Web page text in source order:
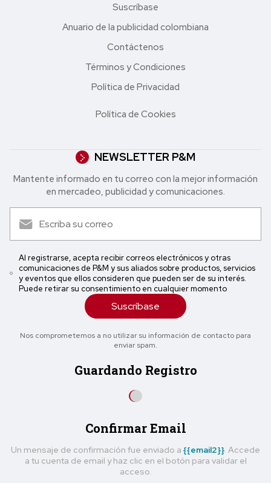
Suscríbase
Anuario de la publicidad colombiana
Contáctenos
Términos y Condiciones
Política de Privacidad
Política de Cookies
NEWSLETTER P&M
Mantente informado en tu correo con la mejor in formación
en mercadeo, publicidad y comunicaciones.
Al registrarse, acepta recibir correos electrónicos y otras
comunicaciones de P&M y sus aliados sobre productos, servicios
y eventos que ellos consideren que pueden ser de su interés.
Puede retirar su consentimiento en cualquier momento
Suscríbase
Nos comprometemos a no utilizar su información de contacto para
enviar spam.
Guardando Registro
Confirmar Email
Un mensaje de confirmación fue enviado a {{email2}} . Accede
a tu cuenta de email y haz clic en el botón para validar el
acceso.